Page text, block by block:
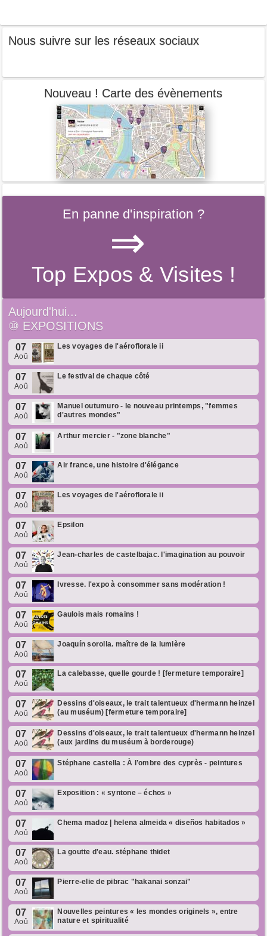
Nous suivre sur les réseaux sociaux
Nouveau ! Carte des évènements
En panne d'inspiration ?
⇒
Top Expos & Visites !
Aujourd'hui...
⑩ EXPOSITIONS
07
Aoû
Les voyages de l'aéroflorale ii
07
Aoû
Le festival de chaque côté
07
Aoû
Manuel outumuro - le nouveau printemps, "femmes
d'autres mondes"
07
Aoû
Arthur mercier - "zone blanche"
07
Aoû
Air france, une histoire d'élégance
07
Aoû
Les voyages de l'aéroflorale ii
07
Aoû
Epsilon
07
Aoû
Jean-charles de castelbajac. l'imagination au pouvoir
07
Aoû
Ivresse. l'expo à consommer sans modération !
07
Aoû
Gaulois mais romains !
07
Aoû
Joaquín sorolla. maître de la lumière
07
Aoû
La calebasse, quelle gourde ! [fermeture temporaire]
07
Aoû
Dessins d'oiseaux, le trait talentueux d'hermann heinzel
(au muséum) [fermeture temporaire]
07
Aoû
Dessins d'oiseaux, le trait talentueux d'hermann heinzel
(aux jardins du muséum à borderouge)
07
Aoû
Stéphane castella : À l’ombre des cyprès - peintures
07
Aoû
Exposition : « syntone – échos »
07
Aoû
Chema madoz | helena almeida « diseños habitados »
07
Aoû
La goutte d'eau. stéphane thidet
07
Aoû
Pierre-elie de pibrac "hakanai sonzai"
07
Aoû
Nouvelles peintures « les mondes originels », entre
nature et spiritualité